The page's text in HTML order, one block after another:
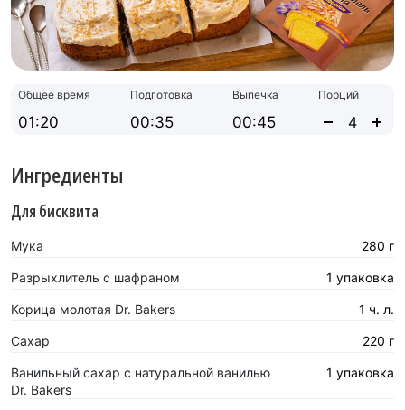
Общее время
01:20
Подготовка
00:35
Выпечка
00:45
Порций
Ингредиенты
Для бисквита
Мука 280 г
Разрыхлитель с шафраном 1 упаковка
Корица молотая Dr. Bakers 1 ч. л.
Сахар 220 г
Ванильный сахар с натуральной ванилью
Dr. Bakers
1 упаковка